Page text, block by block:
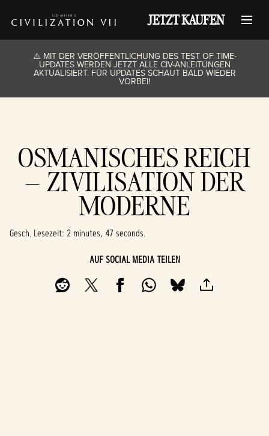
JETZT KAUFEN
⚠️ MIT DER VERÖFFENTLICHUNG DES TEST OF TIME-
UPDATES WERDEN JETZT ALLE CIV-ANLEITUNGEN
AKTUALISIERT. FÜR UPDATES SCHAUT BALD WIEDER
VORBEI!
OSMANISCHES REICH
– ZIVILISATION DER
MODERNE
Gesch. Lesezeit 2 minutes, 47 seconds
AUF SOCIAL MEDIA TEILEN